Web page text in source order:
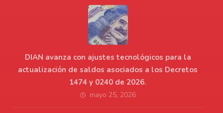
DIAN avanza con ajustes tecnológicos para la
actualización de saldos asociados a los Decretos
1474 y 0240 de 2026.
mayo 25, 2026